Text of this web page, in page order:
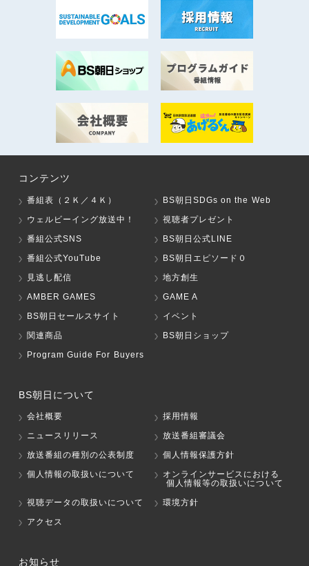
コンテンツ
番組表（２Ｋ／４Ｋ）
BS朝日SDGs on the Web
ウェルビーイング放送中！
視聴者プレゼント
番組公式SNS
BS朝日公式LINE
番組公式YouTube
BS朝日エピソード０
見逃し配信
地方創生
AMBER GAMES
GAME A
BS朝日セールスサイト
イベント
関連商品
BS朝日ショップ
Program Guide For Buyers
BS朝日について
会社概要
採用情報
ニュースリリース
放送番組審議会
放送番組の種別の公表制度
個人情報保護方針
個人情報の取扱いについて
オンラインサービスにおける
個人情報等の取扱いについて
視聴データの取扱いについて
環境方針
アクセス
お知らせ